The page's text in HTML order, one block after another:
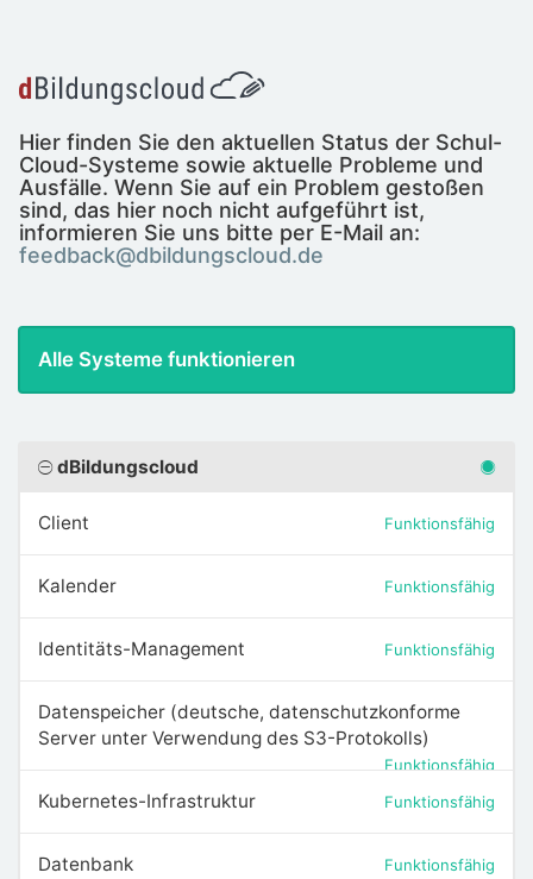
Hier finden Sie den aktuellen Status der Schul-
Cloud-Systeme sowie aktuelle Probleme und
Ausfälle. Wenn Sie auf ein Problem gestoßen
sind, das hier noch nicht aufgeführt ist,
informieren Sie uns bitte per E-Mail an:
feedback@dbildungscloud.de
Alle Systeme funktionieren
dBildungscloud
Client Funktionsfähig
Kalender Funktionsfähig
Identitäts-Management Funktionsfähig
Datenspeicher (deutsche, datenschutzkonforme
Server unter Verwendung des S3-Protokolls)
Funktionsfähig
Kubernetes-Infrastruktur Funktionsfähig
Datenbank Funktionsfähig